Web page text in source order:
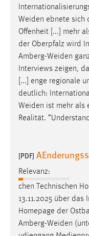
Weiden ebnete sich
Offenheit [...] mehr
der Oberpfalz wird
Amberg-Weiden
Interviews zeigen,
[...] enge regionale
deutlich:
Weiden ist mehr als
Realität.
[PDF]
Relevanz:
chen Technischen
13.11.2025 über
Homepage der
Amberg-Weiden